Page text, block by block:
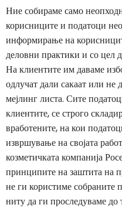
Ние собираме само
корисниците и податоци
информирање на
деловни практики и со цел
На клиентите им даваме
одлучат дали сакаат или не
мејлинг листа. Сите
клиентите, се строго
вработените, на кои
извршување на својата
козметичката компанија
принципите на заштита на
не ги користиме собраните
ниту да ги проследуваме до